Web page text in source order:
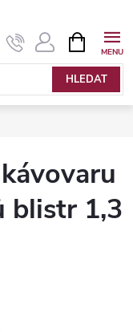
HLEDAT
NÁKUPNÍ
KOŠÍK
blistr 1,3